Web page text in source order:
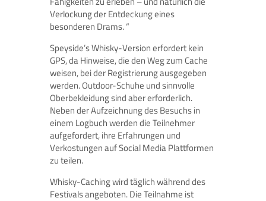
Verlockung der Entdeckung eines
besonderen Drams. “
Speyside’s Whisky-Version erfordert kein
GPS, da Hinweise, die den Weg zum Cache
weisen, bei der Registrierung ausgegeben
werden. Outdoor-Schuhe und sinnvolle
Oberbekleidung sind aber erforderlich.
Neben der Aufzeichnung des Besuchs in
einem Logbuch werden die Teilnehmer
aufgefordert, ihre Erfahrungen und
Verkostungen auf Social Media Plattformen
zu teilen.
Whisky-Caching wird täglich während des
Festivals angeboten. Die Teilnahme ist